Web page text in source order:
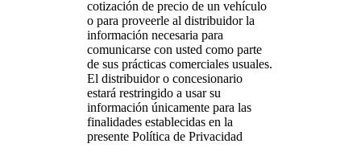
cotización de precio de un vehículo
o para proveerle al distribuidor la
información necesaria para
comunicarse con usted como parte
de sus prácticas comerciales usuales.
El distribuidor o concesionario
estará restringido a usar su
información únicamente para las
finalidades establecidas en la
presente Política de Privacidad